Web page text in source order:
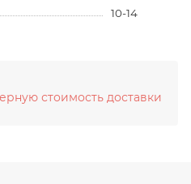
10-14
стоимость доставки